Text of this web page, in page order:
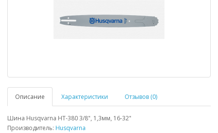
Описание Характеристики Отзывов (0)
Шина Husqvarna HT-380 3/8", 1,3мм, 16-32"
Производитель: Husqvarna